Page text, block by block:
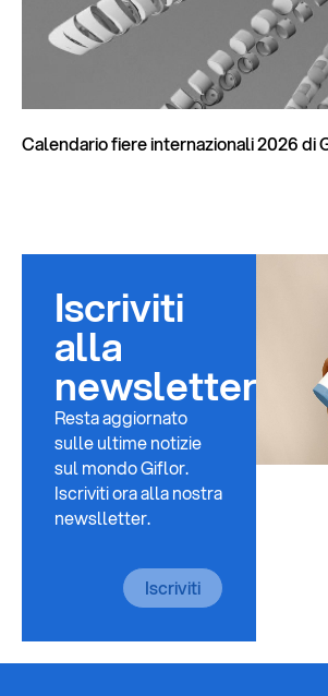
Calendario fiere internazionali 2026 di
Iscriviti
alla
newsletter
Resta aggiornato
sulle ultime notizie
sul mondo Giflor.
Iscriviti ora alla nostra
newslletter.
Iscriviti